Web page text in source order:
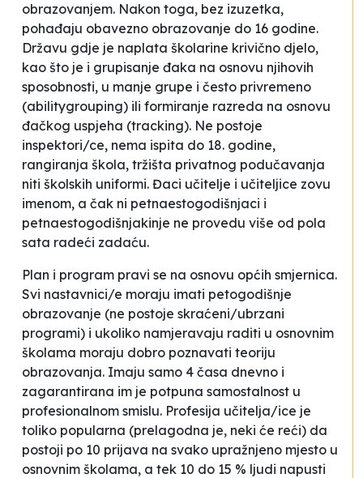
obrazovanjem. Nakon toga, bez izuzetka,
pohađaju obavezno obrazovanje do 16 godine.
Državu gdje je naplata školarine krivično djelo,
kao što je i grupisanje đaka na osnovu njihovih
sposobnosti, u manje grupe i često privremeno
(abilitygrouping) ili formiranje razreda na osnovu
đačkog uspjeha (tracking). Ne postoje
inspektori/ce, nema ispita do 18. godine,
rangiranja škola, tržišta privatnog podučavanja
niti školskih uniformi. Đaci učitelje i učiteljice zovu
imenom, a čak ni petnaestogodišnjaci i
petnaestogodišnjakinje ne provedu više od pola
sata radeći zadaću.
Plan i program pravi se na osnovu općih smjernica.
Svi nastavnici/e moraju imati petogodišnje
obrazovanje (ne postoje skraćeni/ubrzani
programi) i ukoliko namjeravaju raditi u osnovnim
školama moraju dobro poznavati teoriju
obrazovanja. Imaju samo 4 časa dnevno i
zagarantirana im je potpuna samostalnost u
profesionalnom smislu. Profesija učitelja/ice je
toliko popularna (prelagodna je, neki će reći) da
postoji po 10 prijava na svako upražnjeno mjesto u
osnovnim školama, a tek 10 do 15 % ljudi napusti